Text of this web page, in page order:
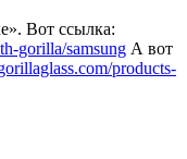
Вот ссылка:
gorilla/samsung А вот
products-